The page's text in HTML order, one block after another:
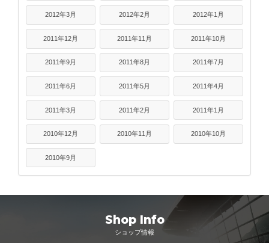
2012年3月 2012年2月 2012年1月
2011年12月 2011年11月 2011年10月
2011年9月 2011年8月 2011年7月
2011年6月 2011年5月 2011年4月
2011年3月 2011年2月 2011年1月
2010年12月 2010年11月 2010年10月
2010年9月
Shop Info
ショップ情報